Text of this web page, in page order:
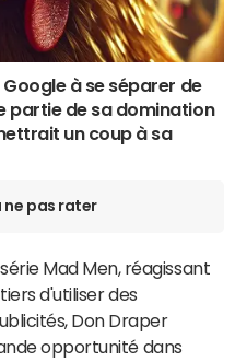
à se séparer de
partie de sa domination
un coup à sa
ne pas rater
Mad Men, réagissant
d'utiliser des
Don Draper
opportunité dans